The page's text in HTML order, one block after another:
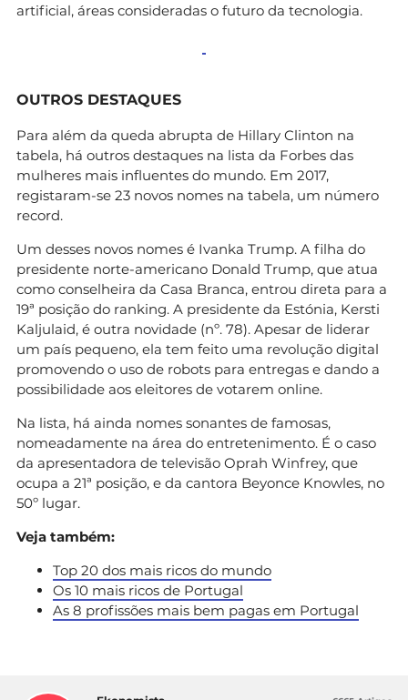
artificial, áreas consideradas o futuro da tecnologia.
OUTROS DESTAQUES
Para além da queda abrupta de Hillary Clinton na
tabela, há outros destaques na lista da Forbes das
mulheres mais influentes do mundo. Em 2017,
registaram-se 23 novos nomes na tabela, um número
record.
Um desses novos nomes é Ivanka Trump. A filha do
presidente norte-americano Donald Trump, que atua
como conselheira da Casa Branca, entrou direta para a
19ª posição do ranking. A presidente da Estónia, Kersti
Kaljulaid, é outra novidade (nº. 78). Apesar de liderar
um país pequeno, ela tem feito uma revolução digital
promovendo o uso de robots para entregas e dando a
possibilidade aos eleitores de votarem online.
Na lista, há ainda nomes sonantes de famosas,
nomeadamente na área do entretenimento. É o caso
da apresentadora de televisão Oprah Winfrey, que
ocupa a 21ª posição, e da cantora Beyonce Knowles, no
50º lugar.
Veja também:
Top 20 dos mais ricos do mundo
Os 10 mais ricos de Portugal
As 8 profissões mais bem pagas em Portugal